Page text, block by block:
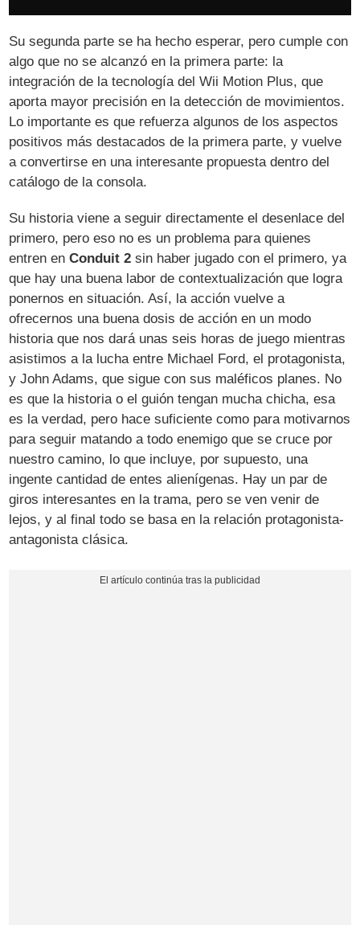
Su segunda parte se ha hecho esperar, pero cumple con
algo que no se alcanzó en la primera parte: la
integración de la tecnología del Wii Motion Plus, que
aporta mayor precisión en la detección de movimientos.
Lo importante es que refuerza algunos de los aspectos
positivos más destacados de la primera parte, y vuelve
a convertirse en una interesante propuesta dentro del
catálogo de la consola.
Su historia viene a seguir directamente el desenlace del
primero, pero eso no es un problema para quienes
entren enConduit 2 sin haber jugado con el primero, ya
que hay una buena labor de contextualización que logra
ponernos en situación. Así, la acción vuelve a
ofrecernos una buena dosis de acción en un modo
historia que nos dará unas seis horas de juego mientras
asistimos a la lucha entre Michael Ford, el protagonista,
y John Adams, que sigue con sus maléficos planes. No
es que la historia o el guión tengan mucha chicha, esa
es la verdad, pero hace suficiente como para motivarnos
para seguir matando a todo enemigo que se cruce por
nuestro camino, lo que incluye, por supuesto, una
ingente cantidad de entes alienígenas. Hay un par de
giros interesantes en la trama, pero se ven venir de
lejos, y al final todo se basa en la relación protagonista-
antagonista clásica.